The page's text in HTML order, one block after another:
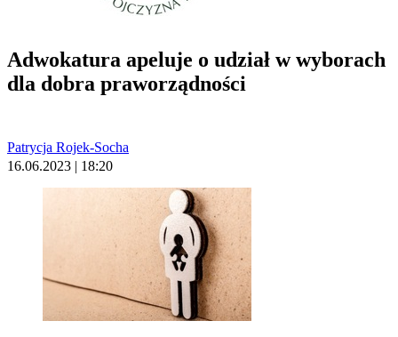
Adwokatura apeluje o udział w wyborach
dla dobra praworządności
Patrycja Rojek-Socha
16.06.2023 | 18:20